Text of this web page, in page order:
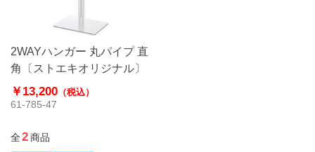
2WAYハンガー 丸パイプ 直
角〔ストエキオリジナル〕
￥13,200 （税込）
61-785-47
全2商品